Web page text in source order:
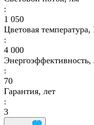
:
1 050
Цветовая температура,
:
4 000
:
70
Гарантия, лет
:
3